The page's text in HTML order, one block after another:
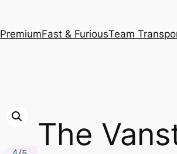
PremiumFast & FuriousTeam
The